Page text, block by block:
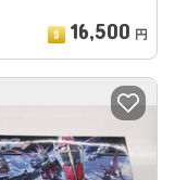
16,500 円